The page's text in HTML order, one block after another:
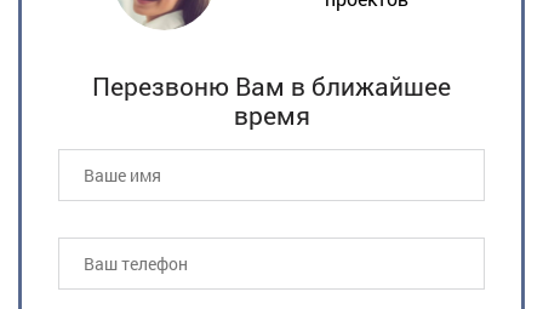
Перезвоню Вам в ближайшее
время